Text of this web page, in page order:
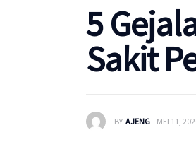
5
Sakit
BY AJENG MEI 11,